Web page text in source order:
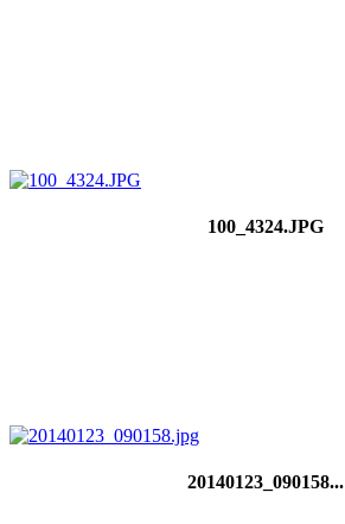
100_4324.JPG
20140123_090158...